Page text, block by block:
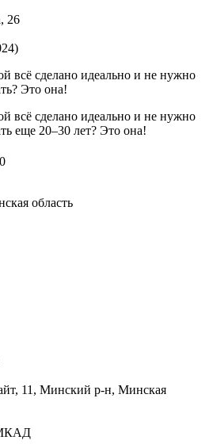
26
всё сделано идеально и не нужно
Это она!
всё сделано идеально и не нужно
еще 20–30 лет? Это она!
область
11, Минский р-н, Минская